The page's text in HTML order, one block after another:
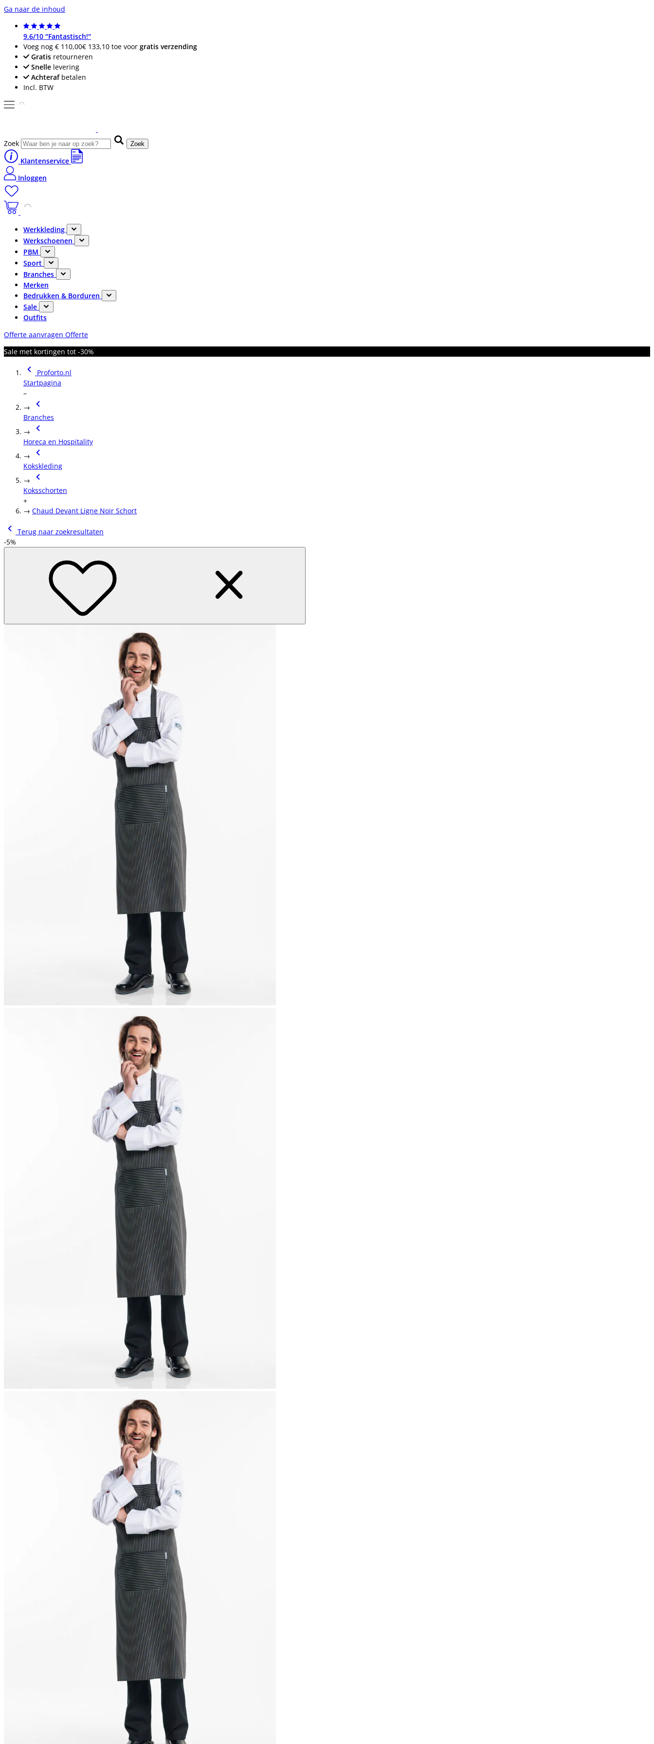
Ga naar de inhoud
9.6/10 "Fantastisch!"
Voeg nog € 110,00€ 133,10 toe voor gratis verzending
Gratis retourneren
Snelle levering
Achterafbetalen
Incl. BTW
Zoek Zoek
Klantenservice
Inloggen
Werkkleding
Werkschoenen
PBM
Sport
Branches
Merken
Bedrukken & Borduren
Sale
Outfits
Offerte aanvragen Offerte
Sale met kortingen tot -30%
Proforto.nl
Startpagina
–
→
Branches
→
Horeca en Hospitality
→
Kokskleding
→
Koksschorten
+
→ Chaud Devant Ligne Noir Schort
Terug naar zoekresultaten
-5%